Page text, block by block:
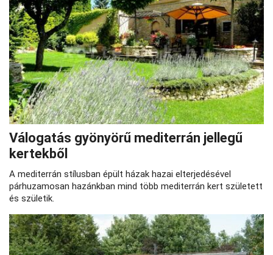
Válogatás gyönyörű mediterrán jellegű
kertekből
A mediterrán stílusban épült házak hazai elterjedésével
párhuzamosan hazánkban mind több mediterrán kert született
és születik.